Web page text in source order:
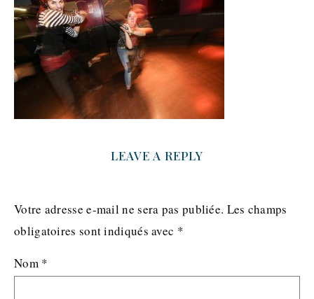
LEAVE A REPLY
Votre adresse e-mail ne sera pas publiée. Les champs
obligatoires sont indiqués avec *
Nom *